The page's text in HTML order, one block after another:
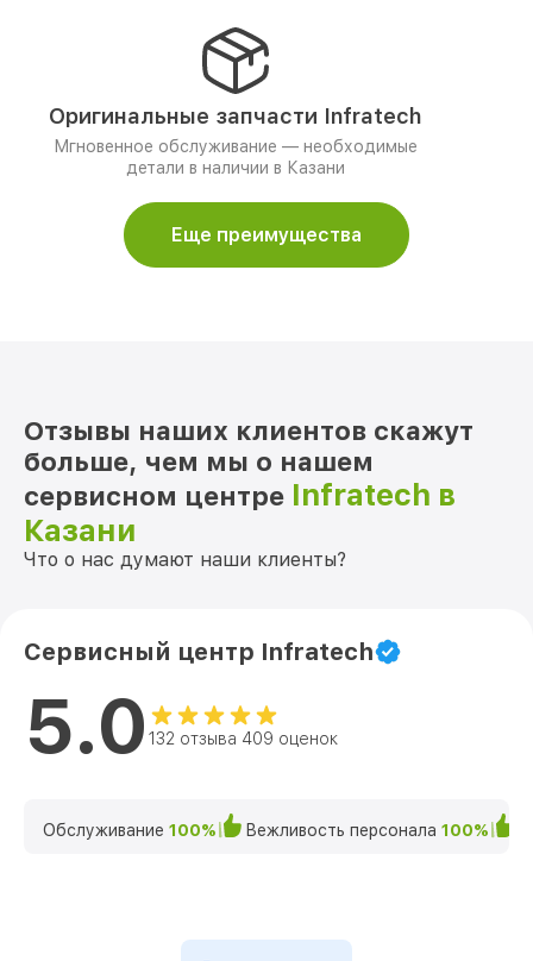
Оригинальные запчасти Infratech
Мгновенное обслуживание — необходимые
детали в наличии в Казани
Еще преимущества
Отзывы наших клиентов скажут
больше, чем мы о нашем
сервисном центре Infratech в
Казани
Что о нас думают наши клиенты?
Сервисный центр Infratech
5.0 132 отзыва 409 оценок
Обслуживание 100% Вежливость персонала 100%